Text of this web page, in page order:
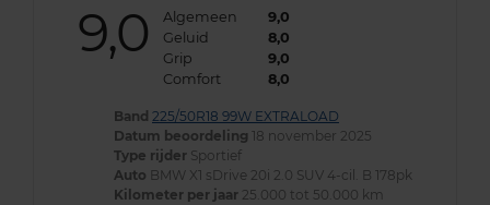
9,0 Algemeen
9,0
Geluid
8,0
Grip
9,0
Comfort
8,0
Band 225/50R18 99W EXTRALOAD
Datum beoordeling 18 november 2025
Type rijder Sportief
Auto BMW X1 sDrive 20i 2.0 SUV 4-cil. B 178pk
Kilometer per jaar 25.000 tot 50.000 km